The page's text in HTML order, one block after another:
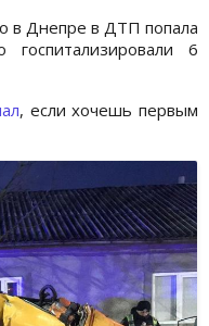
в Днепре в ДТП попала
6
, если хочешь первым